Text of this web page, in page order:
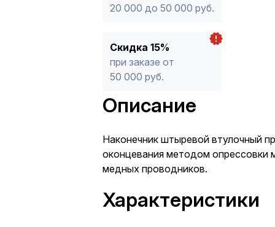
20 000 до 50 000 руб.
Скидка 15%
при заказе от
50 000 руб.
Описание
Наконечник штыревой втулочный
оконцевания методом опрессовки
медных проводников.
Характеристики